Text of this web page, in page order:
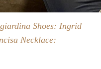
Shoes: Ingrid
Necklace: